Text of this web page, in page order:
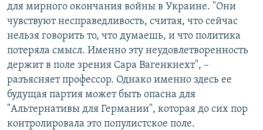
для мирного окончания войны в Украине. "Они
чувствуют несправедливость, считая, что сейчас
нельзя говорить то, что думаешь, и что политика
потеряла смысл. Именно эту неудовлетворенность
держит в поле зрения Сара Вагенкнехт", –
разъясняет профессор. Однако именно здесь ее
будущая партия может быть опасна для
"Альтернативы для Германии", которая до сих пор
контролировала это популистское поле.